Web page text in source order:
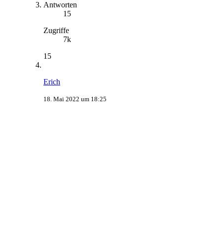
Antworten
15
Zugriffe
7k
15
Erich
18. Mai 2022 um 18:25